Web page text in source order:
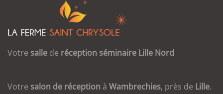
Votre salle de réception séminaire Lille Nord
Votre salon de réception à Wambrechies, près de Lille.